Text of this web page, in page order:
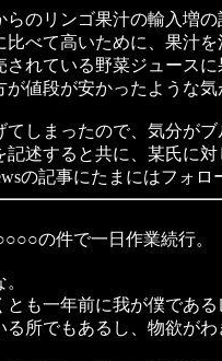
のリンゴ果汁の輸入増
べて高いために、果汁を
れている野菜ジュース
値段が安かったような気
しまったので、気分がブ
述すると共に、某氏に対
の記事にたまにはフォロ
の件で一日作業続行。
も一年前に我が僕である
所でもあるし、物欲が